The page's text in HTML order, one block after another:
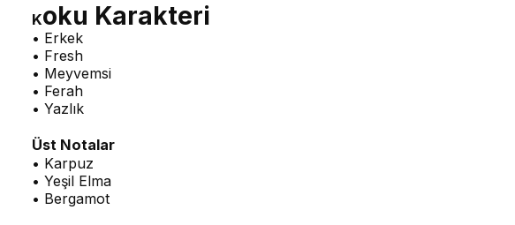
Koku Karakteri
• Erkek
• Fresh
• Meyvemsi
• Ferah
• Yazlık
Üst Notalar
• Karpuz
• Yeşil Elma
• Bergamot